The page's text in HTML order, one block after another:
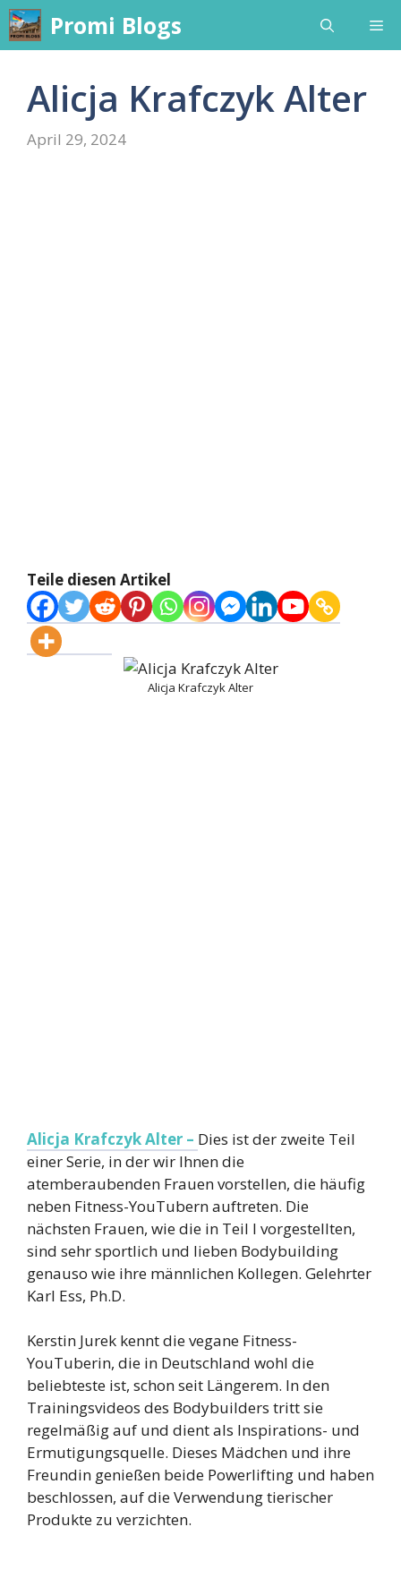
Skip
to
content
Promi Blogs
Alicja Krafczyk Alter
April 29, 2024
Teile diesen Artikel
Alicja Krafczyk Alter
Alicja Krafczyk Alter – Dies ist der zweite Teil
einer Serie, in der wir Ihnen die
atemberaubenden Frauen vorstellen, die häufig
neben Fitness-YouTubern auftreten. Die
nächsten Frauen, wie die in Teil I vorgestellten,
sind sehr sportlich und lieben Bodybuilding
genauso wie ihre männlichen Kollegen. Gelehrter
Karl Ess, Ph.D.
Kerstin Jurek kennt die vegane Fitness-
YouTuberin, die in Deutschland wohl die
beliebteste ist, schon seit Längerem. In den
Trainingsvideos des Bodybuilders tritt sie
regelmäßig auf und dient als Inspirations- und
Ermutigungsquelle. Dieses Mädchen und ihre
Freundin genießen beide Powerlifting und haben
beschlossen, auf die Verwendung tierischer
Produkte zu verzichten.